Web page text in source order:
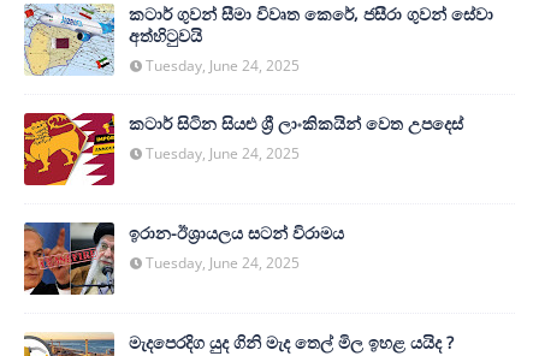
කටාර් ගුවන් සීමා විවෘත කෙරේ, ජසීරා ගුවන් සේවා
අත්හි‍ටුවයි
Tuesday, June 24, 2025
කටාර් සිටින සියළු ශ්‍රී ලාංකිකයින් වෙත උපදෙස්
Tuesday, June 24, 2025
ඉරාන-ඊශ්‍රායලය සටන් විරාමය
Tuesday, June 24, 2025
මැදපෙරදිග යුද ගිනි මැද තෙල් මිල ඉහළ යයිද ?